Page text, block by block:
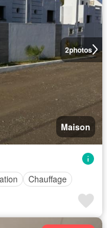
2photos
Maison
Chauffage